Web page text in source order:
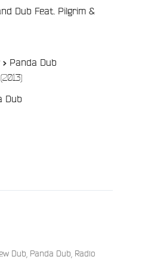
Dub Feat. Pilgrim &
Panda Dub
/
Dub
Dub Panda Dub Radio